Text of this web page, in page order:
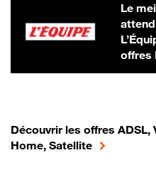
Le
offres
Découvrir les offres ADSL,
Home, Satellite